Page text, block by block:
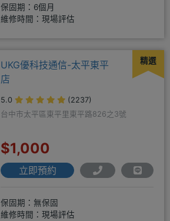
保固期：6個月
維修時間：現場評估
精選
UKG優科技通信-太平東平
店
5.0
(2237)
台中市太平區東平里東平路826之3號
$1,000
立即預約
保固期：無保固
維修時間：現場評估